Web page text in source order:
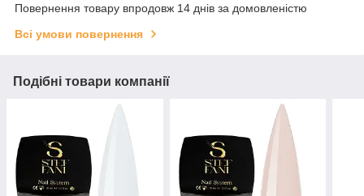
Повернення товару впродовж 14 днів за домовленістю
Всі умови повернення
Подібні товари компанії